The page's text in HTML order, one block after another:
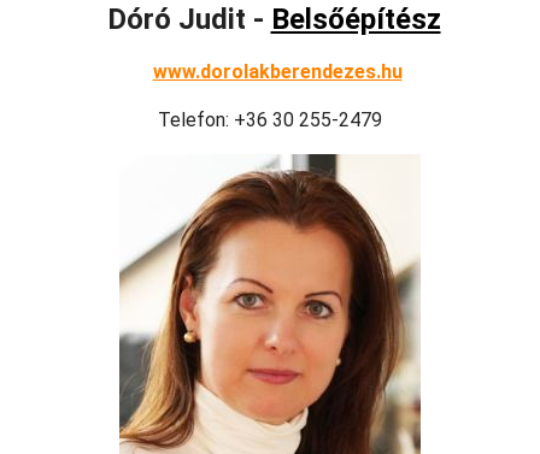
Dóró Judit - Belsőépítész
www.dorolakberendezes.hu
Telefon: +36 30 255-2479